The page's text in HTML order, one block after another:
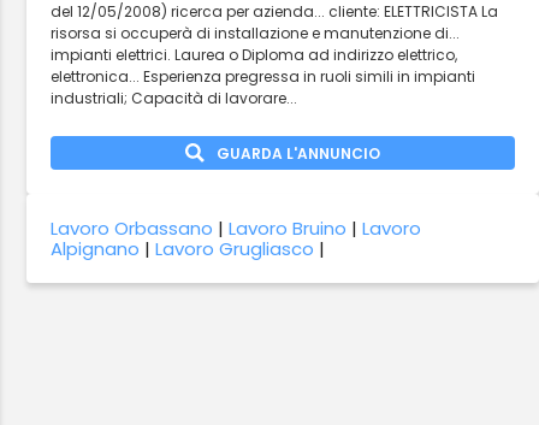
del 12/05/2008) ricerca per azienda... cliente: ELETTRICISTA La
risorsa si occuperà di installazione e manutenzione di...
impianti elettrici. Laurea o Diploma ad indirizzo elettrico,
elettronica... Esperienza pregressa in ruoli simili in impianti
industriali; Capacità di lavorare...
GUARDA L'ANNUNCIO
Lavoro Orbassano |Lavoro Bruino |Lavoro
Alpignano |Lavoro Grugliasco |